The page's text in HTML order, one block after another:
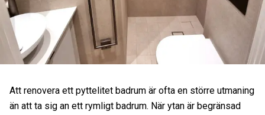
Att renovera ett pyttelitet badrum är ofta en större utmaning
än att ta sig an ett rymligt badrum. När ytan är begränsad